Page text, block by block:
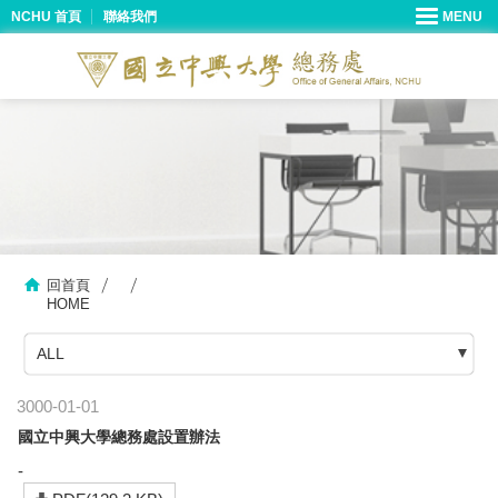
NCHU 首頁 聯絡我們
回首頁
HOME
ALL
3000-01-01
國立中興大學總務處設置辦法
-